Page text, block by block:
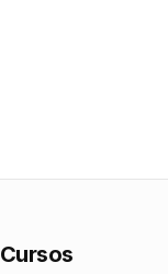
Cursos